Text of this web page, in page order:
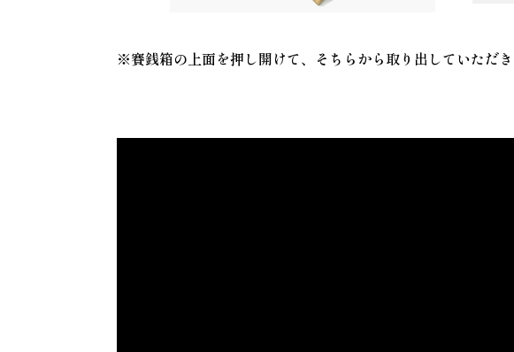
※賽銭箱の上面を押し開けて、そちらから取り出していただ